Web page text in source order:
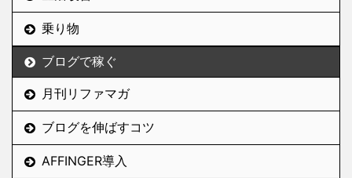
乗り物
ブログで稼ぐ
月刊リファマガ
ブログを伸ばすコツ
AFFINGER導入